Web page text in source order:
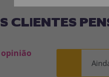
CLIENTES